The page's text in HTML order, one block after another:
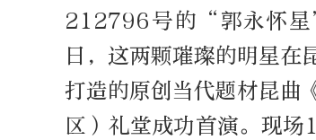
212796号的“郭永怀
日，这两颗璀璨的明星在
打造的原创当代题材昆曲
区）礼堂成功首演。现